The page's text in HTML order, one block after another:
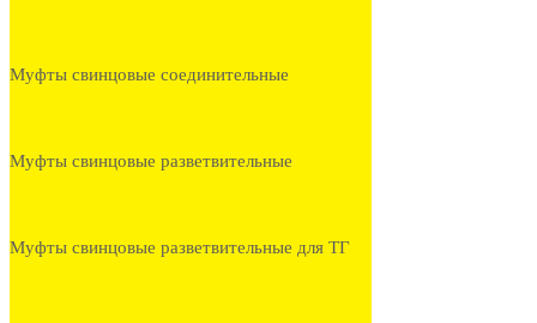
Муфты свинцовые соединительные
Муфты свинцовые разветвительные
Муфты свинцовые разветвительные для ТГ